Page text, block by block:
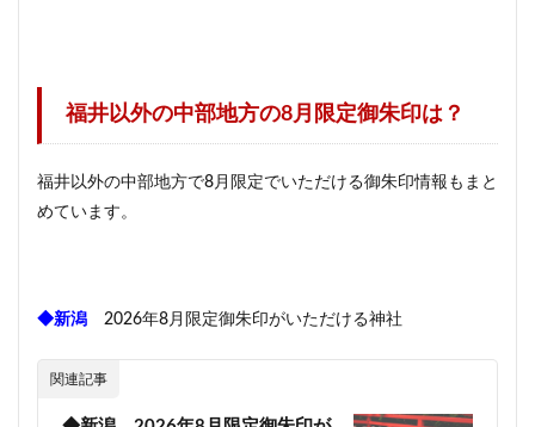
福井以外の中部地方の8月限定御朱印は？
福井以外の中部地方で8月限定でいただける御朱印情報もまと
めています。
◆新潟 2026年8月限定御朱印がいただける神社
関連記事